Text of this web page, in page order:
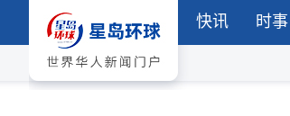
快讯 时事